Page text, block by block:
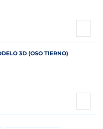
3D (OSO TIERNO)